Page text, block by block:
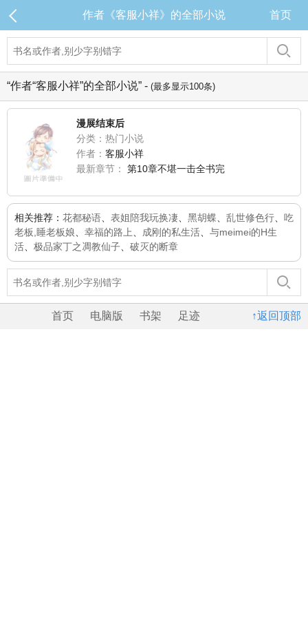
作者《客服小祥》的全部小说 首页
“作者“客服小祥”的全部小说” - (最多显示100条)
漫展结束后
分类：热门小说
作者： 客服小祥
最新章节：
第10章不堪一击全书完
相关推荐： 花都秘语 表姐陪我玩换凄 黑胡蝶 乱世修色行
吃
老板,睡老板娘
幸福的路上 成刚的私生活
与meimei的H生
活
极品家丁之凋教仙子 破灭的断章
↑返回顶部
首页 电脑版 书架 足迹